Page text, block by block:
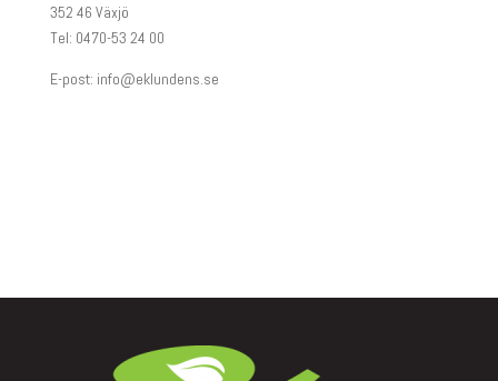
352 46 Växjö
Tel: 0470-53 24 00
E-post: info@eklundens.se